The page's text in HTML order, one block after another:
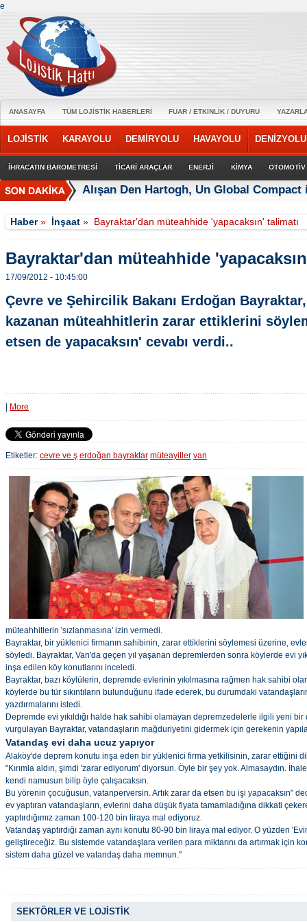
e
ANASAYFA TÜM LOJİSTİK HABERLERİ FUAR / ETKİNLİK / DUYURU
LOJİSTİK KARAYOLU DEMİRYOLU HAVAYOLU DENİZYOLU
İHRACATIN BAROMETRESİ TİCARİ ARAÇLAR ENERJİ KİMYA OTOMOTİV
Alışan Den Hartogh, Un Global Compact
Haber» İnşaat » Bayraktar'dan müteahhide 'yapacaksın' talimatı
Bayraktar'dan müteahhide
17/09/2012 - 10:45:00
Çevre ve Şehircilik Bakanı Erdoğan
kazanan müteahhitlerin zarar ettiklerini
etsen de yapacaksın' cevabı verdi..
More
Etiketler: cevre ve ş erdoğan bayraktar müteayitler van
müteahhitlerin 'sızlanmasına' izin vermedi.
Bayraktar, bir yüklenici firmanın sahibinin, zarar ettiklerini söylemesi üzerine,
söyledi. Bayraktar, Van'da geçen yıl yaşanan depremlerden sonra köylerde evi
inşa edilen köy konutlarını inceledi.
Bayraktar, bazı köylülerin, depremde evlerinin yıkılmasına rağmen hak sahibi
köylerde bu tür sıkıntıların bulunduğunu ifade ederek, bu durumdaki
yazdırmalarını istedi.
Depremde evi yıkıldığı halde hak sahibi olamayan depremzedelerle ilgili yeni bir
vurgulayan Bayraktar, vatandaşların mağduriyetini gidermek için gerekenin
Vatandaş evi daha ucuz yapıyor
Alaköy'de deprem konutu inşa eden bir yüklenici firma yetkilisinin, zarar ettiğini
"Kırımla aldın, şimdi 'zarar ediyorum' diyorsun. Öyle bir şey yok. Almasaydın.
kendi namusun bilip öyle çalışacaksın.
Bu yörenin çocuğusun, vatanperversin. Artık zarar da etsen bu işi yapacaksın"
ev yaptıran vatandaşların, evlerini daha düşük fiyata tamamladığına dikkati
yaptırdığımız zaman 100-120 bin liraya mal ediyoruz.
Vatandaş yaptırdığı zaman aynı konutu 80-90 bin liraya mal ediyor. O yüzden
geliştireceğiz. Bu sistemde vatandaşlara verilen para miktarını da artırmak için
sistem daha güzel ve vatandaş daha memnun."
SEKTÖRLER VE LOJİSTİK